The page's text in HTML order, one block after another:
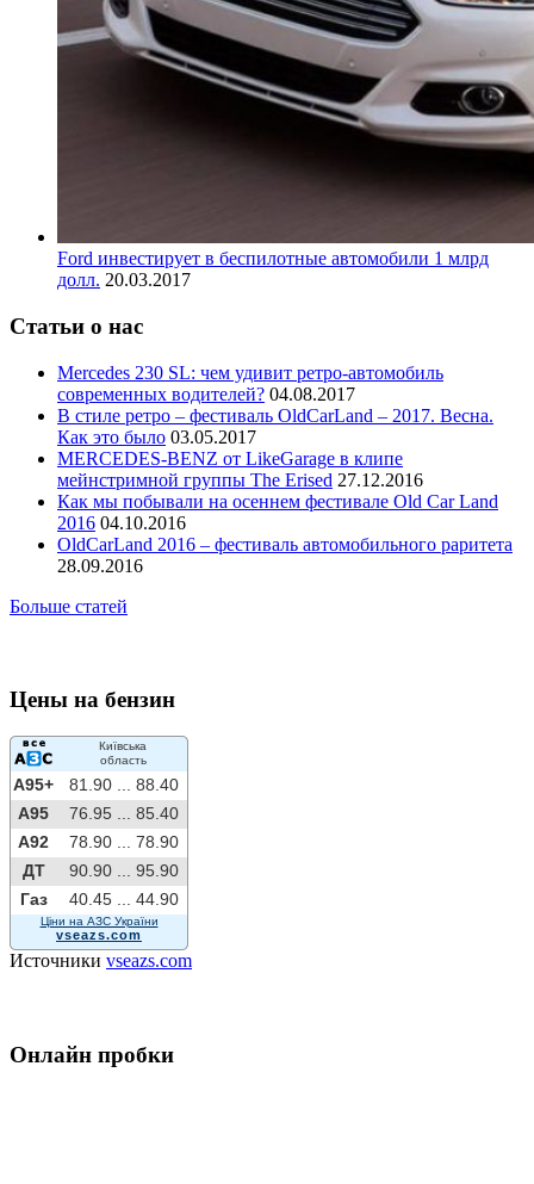
Ford инвестирует в беспилотные автомобили 1 млрд
долл. 20.03.2017
Статьи о нас
Mercedes 230 SL: чем удивит ретро-автомобиль
современных водителей? 04.08.2017
В стиле ретро – фестиваль OldCarLand – 2017. Весна.
Как это было 03.05.2017
MERCEDES-BENZ от LikeGarage в клипе
мейнстримной группы The Erised 27.12.2016
Как мы побывали на осеннем фестивале Old Car Land
2016 04.10.2016
OldCarLand 2016 – фестиваль автомобильного раритета
28.09.2016
Больше статей
Цены на бензин
Київська
область
A95+ 81.90 ...
88.40
A95
76.95 ...
85.40
A92
78.90 ...
78.90
ДТ
90.90 ...
95.90
Газ
40.45 ... 44.90
Ціни на АЗС України
vseazs.com
Источники vseazs.com
Онлайн пробки